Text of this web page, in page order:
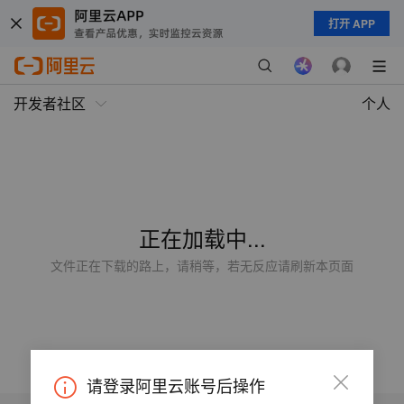
打开 APP
开发者社区 个人
正在加载中...
文件正在下载的路上，请稍等，若无反应请刷新本页面
请登录阿里云账号后操作